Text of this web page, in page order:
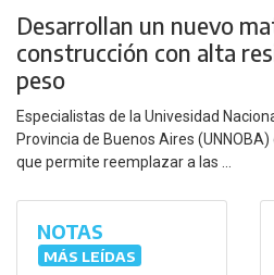
Desarrollan un nuevo
construcción con alta
peso
Especialistas de la Univesidad
Provincia de Buenos Aires
que permite reemplazar a las ...
NOTAS
MÁS LEÍDAS